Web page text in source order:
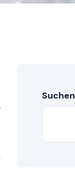
Suchen